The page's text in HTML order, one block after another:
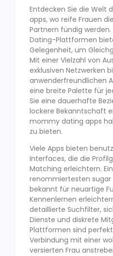
Entdecken Sie die Welt
apps, wo reife Frauen
Partnern fündig werden.
Dating-Plattformen
Gelegenheit, um
Mit einer Vielzahl von
exklusiven Netzwerken
anwenderfreundlichen
eine breite Palette für
Sie eine dauerhafte
lockere Bekanntschaft
mommy dating apps
zu bieten.
Viele Apps bieten
Interfaces, die die
Matching erleichtern.
renommiertesten
bekannt für neuartige
Kennenlernen
detaillierte Suchfilter,
Dienste und diskrete
Plattformen sind
Verbindung mit einer
versierten Frau